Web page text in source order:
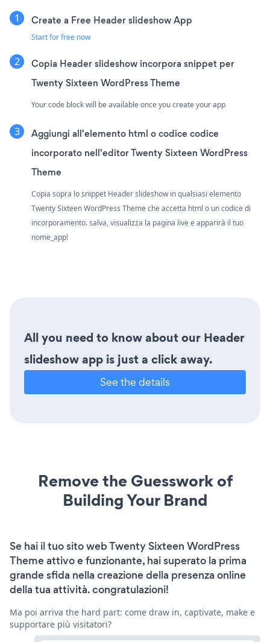
Create a Free Header slideshow App
Start for free now
Copia Header slideshow incorpora snippet per
Twenty Sixteen WordPress Theme
Your code block will be available once you create your app
Aggiungi all'elemento html o codice codice
incorporato nell'editor Twenty Sixteen WordPress
Theme
Copia sopra lo snippet Header slideshow in qualsiasi elemento
Twenty Sixteen WordPress Theme che accetta html o un codice di
incorporamento. salva, visualizza la pagina live e apparirà il tuo
nome_app!
All you need to know about our Header
slideshow app is just a click away.
See the details
Remove the Guesswork of
Building Your Brand
Se hai il tuo sito web Twenty Sixteen WordPress
Theme attivo e funzionante, hai superato la prima
grande sfida nella creazione della presenza online
della tua attività. congratulazioni!
Ma poi arriva the hard part: come draw in, captivate, make e
supportare più visitatori?